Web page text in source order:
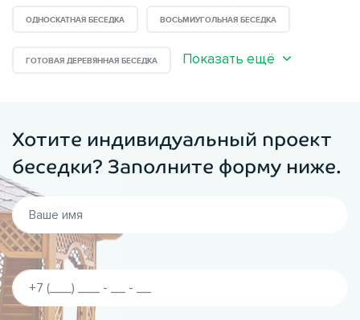
ОДНОСКАТНАЯ БЕСЕДКА ВОСЬМИУГОЛЬНАЯ БЕСЕДКА
ГОТОВАЯ ДЕРЕВЯННАЯ БЕСЕДКА Показать ещё
Хотите индивидуальный проект
беседки? Заполните форму ниже.